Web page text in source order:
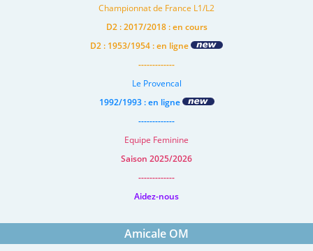
Championnat de France L1/L2
D2 : 2017/2018 : en cours
D2 : 1953/1954 : en ligne
-------------
Le Provencal
1992/1993 : en ligne
-------------
Equipe Feminine
Saison 2025/2026
-------------
Aidez-nous
Amicale OM